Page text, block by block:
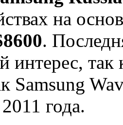
на
.
так
Samsung
года.